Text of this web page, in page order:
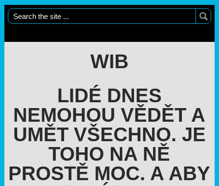
WIB
LIDÉ DNES
NEMOHOU VĚDĚT A
UMĚT VŠECHNO. JE
TOHO NA NĚ
PROSTĚ MOC. A ABY